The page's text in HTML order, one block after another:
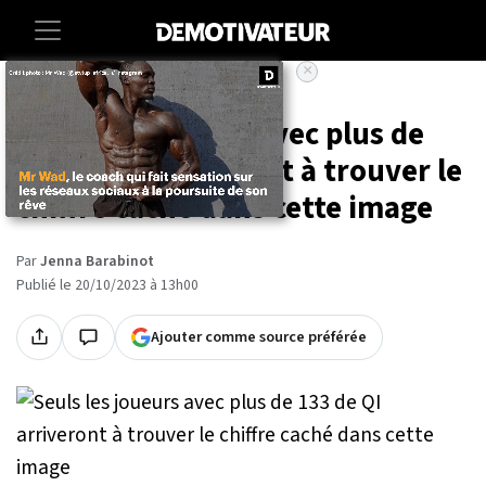
Accueil Lifestyle
Seuls les joueurs avec plus de
133 de QI arriveront à trouver le
chiffre caché dans cette image
ParJenna Barabinot
Publié le 20/10/2023 à 13h00
Ajouter comme source préférée
×